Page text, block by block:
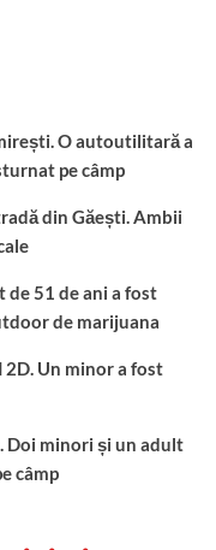
O autoutilitară a
pe câmp
din Găești. Ambii
de 51 de ani a fost
de marijuana
2D. Un minor a fost
Doi minori și un adult
câmp